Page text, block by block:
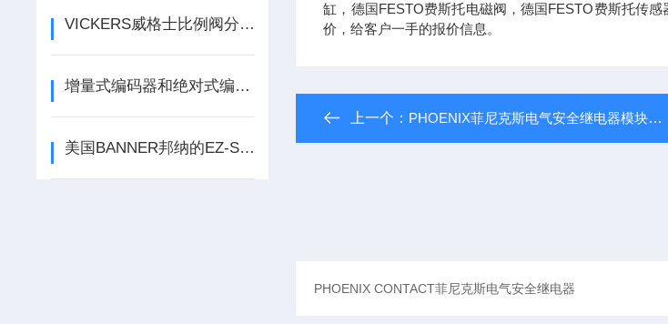
VICKERS威格士比例阀分类的工作原理
增量式编码器和绝对式编码器的选择区别
美国BANNER邦纳的EZ-Screen LS安全光幕选购问题
缸，德国FESTO费斯托电磁阀，德国FESTO费斯托传
价，给客户一手的报价信息。
上一个： PHOENIX菲尼克斯电气安全继电器模块现货